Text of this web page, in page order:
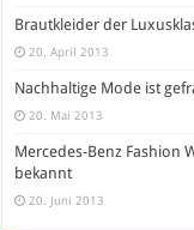
Brautkleider der
20. April 2013
Nachhaltige Mode ist
20. Mai 2013
Mercedes-Benz Fashion
bekannt
20. Juni 2013